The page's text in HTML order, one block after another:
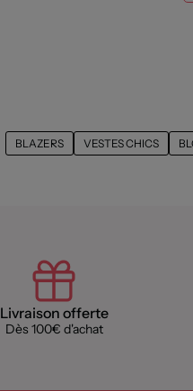
BLAZERS VESTES CHICS
Livraison offerte
Dès 100€ d'achat